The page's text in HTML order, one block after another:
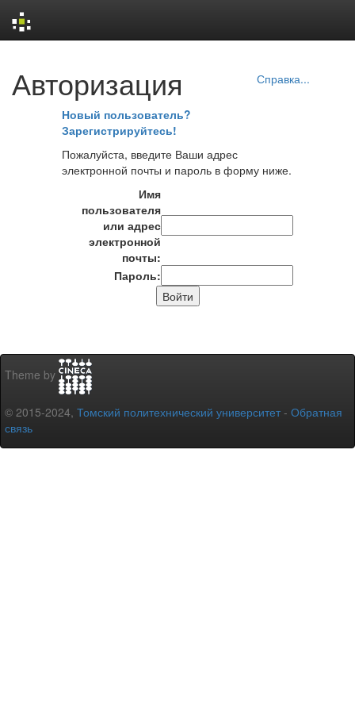
navigation
Авторизация Справка...
Новый пользователь?
Зарегистрируйтесь!
Пожалуйста, введите Ваши адрес
электронной почты и пароль в форму ниже.
Имя
пользователя
или адрес
электронной
почты:
Пароль:
Theme by
© 2015-2024, Томский политехнический университет - Обратная
связь